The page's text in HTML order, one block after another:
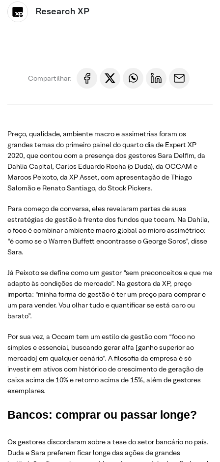
Research XP
Compartilhar:
Preço, qualidade, ambiente macro e assimetrias foram os
grandes temas do primeiro painel do quarto dia de Expert XP
2020, que contou com a presença dos gestores Sara Delfim, da
Dahlia Capital, Carlos Eduardo Rocha (o Duda), da OCCAM e
Marcos Peixoto, da XP Asset, com apresentação de Thiago
Salomão e Renato Santiago, do Stock Pickers.
Para começo de conversa, eles revelaram partes de suas
estratégias de gestão à frente dos fundos que tocam. Na Dahlia,
o foco é combinar ambiente macro global ao micro assimétrico:
“é como se o Warren Buffett encontrasse o George Soros”, disse
Sara.
Já Peixoto se define como um gestor “sem preconceitos e que me
adapto às condições de mercado”. Na gestora da XP, preço
importa: “minha forma de gestão é ter um preço para comprar e
um para vender. Vou olhar tudo e quantificar se está caro ou
barato”.
Por sua vez, a Occam tem um estilo de gestão com “foco no
simples e essencial, buscando gerar alfa [ganho superior ao
mercado] em qualquer cenário”. A filosofia da empresa é só
investir em ativos com histórico de crescimento de geração de
caixa acima de 10% e retorno acima de 15%, além de gestores
exemplares.
Bancos: comprar ou passar longe?
Os gestores discordaram sobre a tese do setor bancário no país.
Duda e Sara preferem ficar longe das ações de grandes